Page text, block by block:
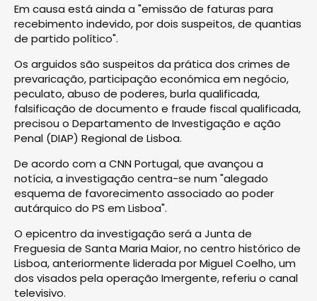
Em causa está ainda a "emissão de faturas para
recebimento indevido, por dois suspeitos, de quantias
de partido político".
Os arguidos são suspeitos da prática dos crimes de
prevaricação, participação económica em negócio,
peculato, abuso de poderes, burla qualificada,
falsificação de documento e fraude fiscal qualificada,
precisou o Departamento de Investigação e ação
Penal (DIAP) Regional de Lisboa.
De acordo com a CNN Portugal, que avançou a
notícia, a investigação centra-se num "alegado
esquema de favorecimento associado ao poder
autárquico do PS em Lisboa".
O epicentro da investigação será a Junta de
Freguesia de Santa Maria Maior, no centro histórico de
Lisboa, anteriormente liderada por Miguel Coelho, um
dos visados pela operação Imergente, referiu o canal
televisivo.